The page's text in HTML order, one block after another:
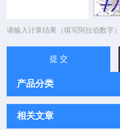
请输入计算结果（填写阿拉伯数字
产品分类
相关文章